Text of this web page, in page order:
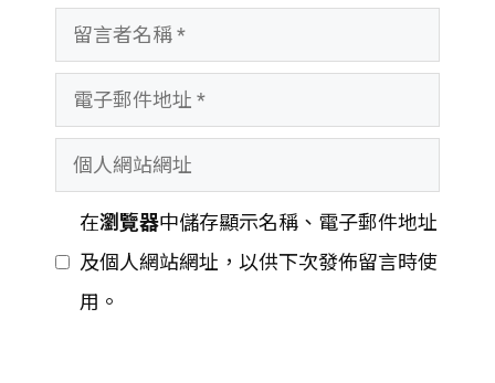
言
名
子
郵
地
人
站
在瀏覽器中儲存顯示名稱、電子郵件地址
及個人網站網址，以供下次發佈留言時使
用。